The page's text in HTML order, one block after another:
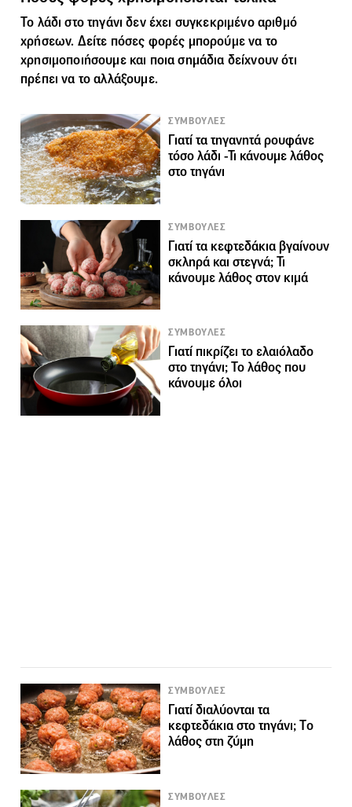
Το λάδι στο τηγάνι δεν έχει συγκεκριμένο αριθμό
χρήσεων. Δείτε πόσες φορές μπορούμε να το
χρησιμοποιήσουμε και ποια σημάδια δείχνουν ότι
πρέπει να το αλλάξουμε.
ΣΥΜΒΟΥΛΕΣ
Γιατί τα τηγανητά ρουφάνε
τόσο λάδι -Τι κάνουμε λάθος
στο τηγάνι
ΣΥΜΒΟΥΛΕΣ
Γιατί τα κεφτεδάκια βγαίνουν
σκληρά και στεγνά; Τι
κάνουμε λάθος στον κιμά
ΣΥΜΒΟΥΛΕΣ
Γιατί πικρίζει το ελαιόλαδο
στο τηγάνι; Το λάθος που
κάνουμε όλοι
ΣΥΜΒΟΥΛΕΣ
Γιατί διαλύονται τα
κεφτεδάκια στο τηγάνι; Tο
λάθος στη ζύμη
ΣΥΜΒΟΥΛΕΣ